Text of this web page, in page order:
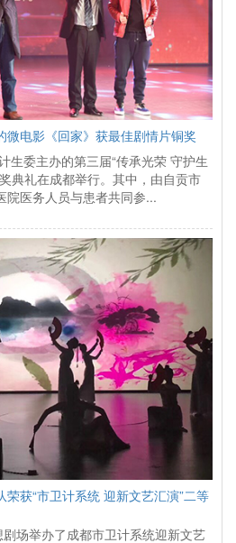
微电影《回家》获最佳剧情片铜奖
委主办的第三届“传承光荣 守护生
典礼在成都举行。其中，由自贡市
院医务人员与患者共同参...
获“市卫计系统 迎新文艺汇演”二等
场举办了成都市卫计系统迎新文艺